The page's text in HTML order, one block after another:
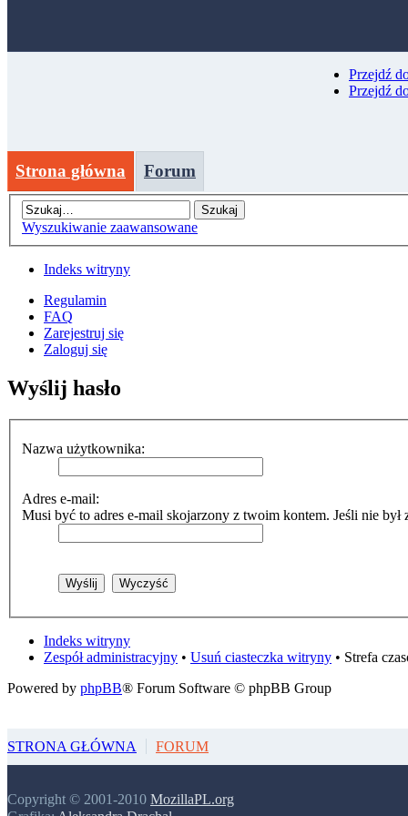
Przejdź
Przejdź
Strona główna Forum
Wyszukiwanie zaawansowane
Indeks witryny
Regulamin
FAQ
Zarejestruj się
Zaloguj się
Wyślij hasło
Nazwa użytkownika:
Adres e-mail:
Musi być to adres e-mail skojarzony z twoim kontem. Jeśli nie
Indeks witryny
Zespół administracyjny • Usuń ciasteczka witryny • Strefa
Powered by phpBB® Forum Software © phpBB Group
STRONA GŁÓWNA FORUM
Copyright © 2001-2010 MozillaPL.org